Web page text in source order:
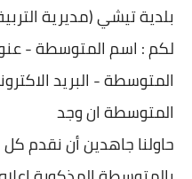
بلديةتيشي (مديرية
لكم : اسم المتوسطة -
المتوسطة - البريد
المتوسطة ان وجد
حاولنا جاهدين أن نقدم